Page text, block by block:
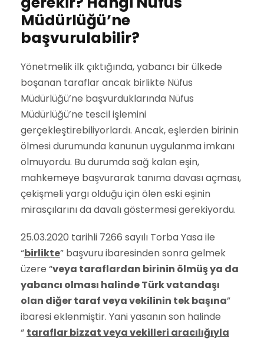
Müdürlüğü’ne
başvurulabilir?
Yönetmelik ilk çıktığında, yabancı bir ülkede
boşanan taraflar ancak birlikte Nüfus
Müdürlüğü’ne başvurduklarında Nüfus
Müdürlüğü’ne tescil işlemini
gerçekleştirebiliyorlardı. Ancak, eşlerden birinin
ölmesi durumunda kanunun uygulanma imkanı
olmuyordu. Bu durumda sağ kalan eşin,
mahkemeye başvurarak tanıma davası açması,
çekişmeli yargı olduğu için ölen eski eşinin
mirasçılarını da davalı göstermesi gerekiyordu.
25.03.2020 tarihli 7266 sayılı Torba Yasa ile
“birlikte” başvuru ibaresinden sonra gelmek
üzere “veya taraflardan birinin ölmüş ya da
yabancı olması halinde Türk vatandaşı
olan diğer taraf veya vekilinin tek başına”
ibaresi eklenmiştir. Yani yasanın son halinde
“ taraflar bizzat veya vekilleri aracılığıyla